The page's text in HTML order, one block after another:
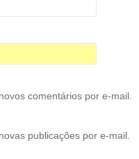
comentários por e-mail.
publicações por e-mail.